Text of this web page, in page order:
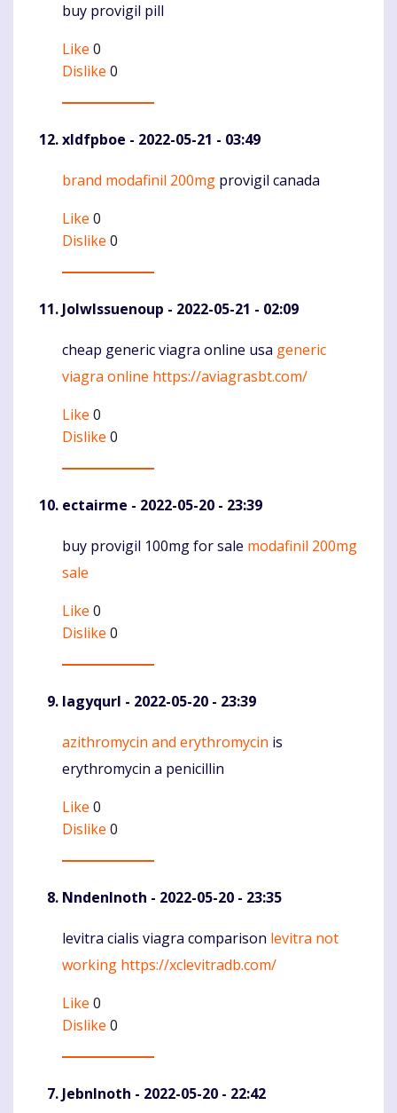
buy provigil pill
Like 0
Dislike 0
xldfpboe - 2022-05-21 - 03:49
Komentaras
brand modafinil 200mg provigil canada
Like 0
Dislike 0
JolwIssuenoup - 2022-05-21 - 02:09
Komentaras
cheap generic viagra online usa generic
viagra online https://aviagrasbt.com/
Like 0
Dislike 0
ectairme - 2022-05-20 - 23:39
Komentaras
buy provigil 100mg for sale modafinil 200mg
sale
Like 0
Dislike 0
lagyqurl - 2022-05-20 - 23:39
Komentaras
azithromycin and erythromycin is
erythromycin a penicillin
Like 0
Dislike 0
NndenInoth - 2022-05-20 - 23:35
Komentaras
levitra cialis viagra comparison levitra not
working https://xclevitradb.com/
Like 0
Dislike 0
JebnInoth - 2022-05-20 - 22:42